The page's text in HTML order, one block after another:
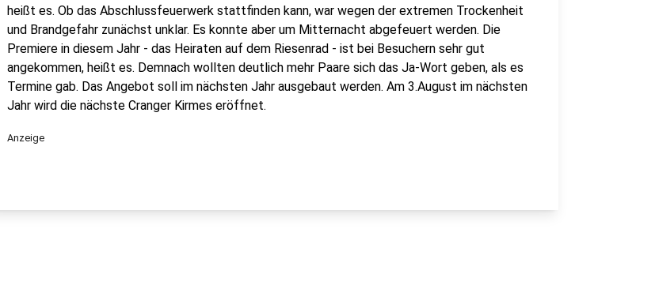
heißt es. Ob das Abschlussfeuerwerk stattfinden kann, war wegen der extremen Trockenheit
und Brandgefahr zunächst unklar. Es konnte aber um Mitternacht abgefeuert werden. Die
Premiere in diesem Jahr - das Heiraten auf dem Riesenrad - ist bei Besuchern sehr gut
angekommen, heißt es. Demnach wollten deutlich mehr Paare sich das Ja-Wort geben, als es
Termine gab. Das Angebot soll im nächsten Jahr ausgebaut werden. Am 3.August im nächsten
Jahr wird die nächste Cranger Kirmes eröffnet.
Anzeige